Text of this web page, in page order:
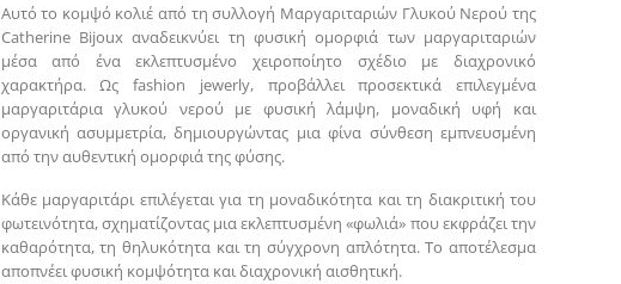
Αυτό το κομψό κολιέ από τη συλλογή Μαργαριταριών Γλυκού Νερού της
Catherine Bijoux αναδεικνύει τη φυσική ομορφιά των μαργαριταριών
μέσα από ένα εκλεπτυσμένο χειροποίητο σχέδιο με διαχρονικό
χαρακτήρα. Ως fashion jewerly, προβάλλει προσεκτικά επιλεγμένα
μαργαριτάρια γλυκού νερού με φυσική λάμψη, μοναδική υφή και
οργανική ασυμμετρία, δημιουργώντας μια φίνα σύνθεση εμπνευσμένη
από την αυθεντική ομορφιά της φύσης.
Κάθε μαργαριτάρι επιλέγεται για τη μοναδικότητα και τη διακριτική του
φωτεινότητα, σχηματίζοντας μια εκλεπτυσμένη «φωλιά» που εκφράζει την
καθαρότητα, τη θηλυκότητα και τη σύγχρονη απλότητα. Το αποτέλεσμα
αποπνέει φυσική κομψότητα και διαχρονική αισθητική.